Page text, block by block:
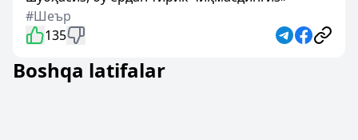
#Шеър
135
Boshqa latifalar